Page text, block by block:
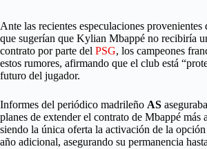
Ante las recientes especulaciones provenientes
que sugerían que Kylian Mbappé no recibiría
contrato por parte del PSG, los campeones
estos rumores, afirmando que el club está
futuro del jugador.
Informes del periódico madrileño AS
planes de extender el contrato de Mbappé más
siendo la única oferta la activación de la
año adicional, asegurando su permanencia